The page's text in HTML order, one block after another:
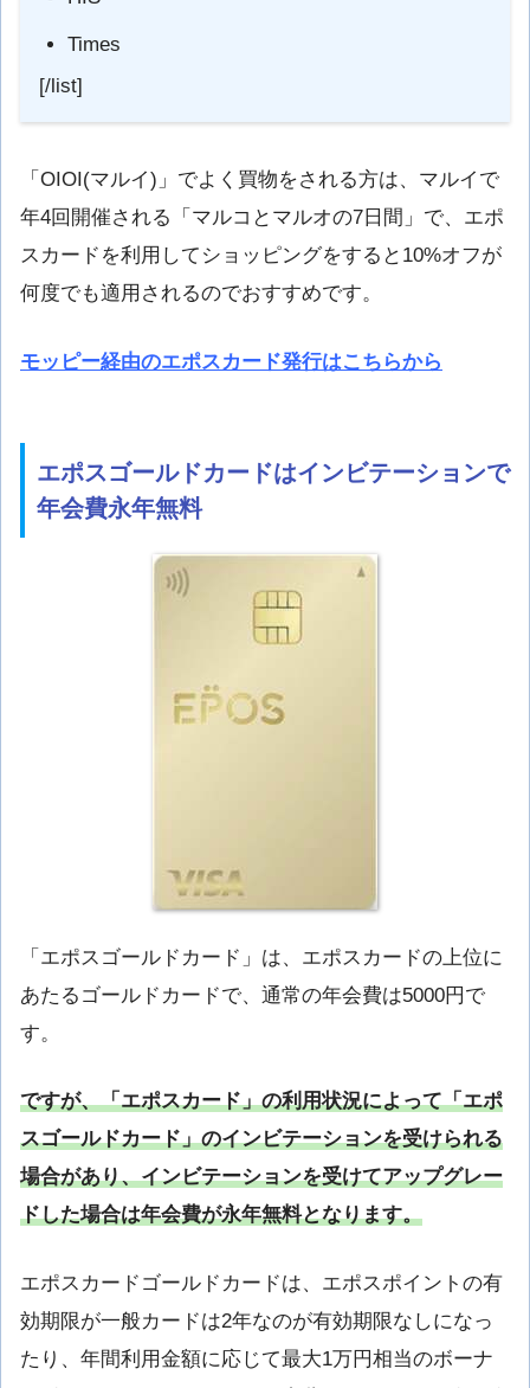
Times
[/list]
「OIOI(マルイ)」でよく買物をされる方は、マルイで
年4回開催される「マルコとマルオの7日間」で、エポ
スカードを利用してショッピングをすると10%オフが
何度でも適用されるのでおすすめです。
モッピー経由のエポスカード発行はこちらから
エポスゴールドカードはインビテーションで
年会費永年無料
「エポスゴールドカード」は、エポスカードの上位に
あたるゴールドカードで、通常の年会費は5000円で
す。
ですが、「エポスカード」の利用状況によって「エポ
スゴールドカード」のインビテーションを受けられる
場合があり、インビテーションを受けてアップグレー
ドした場合は年会費が永年無料となります。
エポスカードゴールドカードは、エポスポイントの有
効期限が一般カードは2年なのが有効期限なしになっ
たり、年間利用金額に応じて最大1万円相当のボーナ